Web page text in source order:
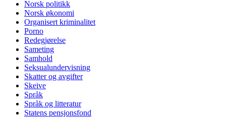
Norsk politikk
Norsk økonomi
Organisert kriminalitet
Porno
Redegjørelse
Sameting
Samhold
Seksualundervisning
Skatter og avgifter
Skeive
Språk
Språk og litteratur
Statens pensjonsfond